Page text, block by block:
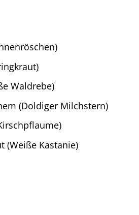
Waldrebe)
(Doldiger Milchstern)
(Weiße Kastanie)